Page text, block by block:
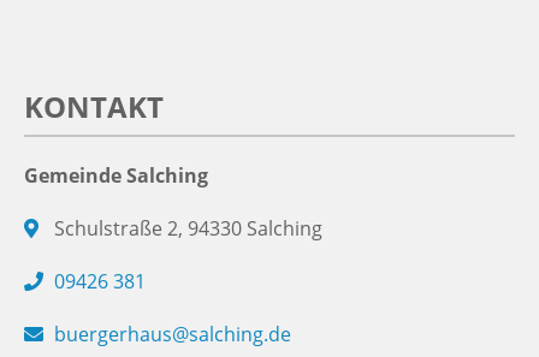
KONTAKT
Gemeinde Salching
Schulstraße 2, 94330 Salching
09426 381
buergerhaus@salching.de